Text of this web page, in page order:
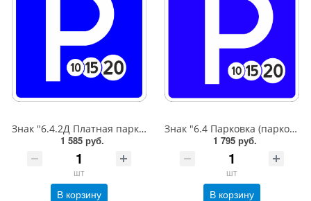
Знак "6.4.2Д Платная парковка для автотранспорта»,B=600,Тип А Коммерческая (3 года),металл 0.8 мм
1 585 руб.
шт
В корзину
Знак "6.4 Парковка (парковочное место)",B=600,Тип А (1б) Микропризм. (7-9 лет)металл 0.8 мм
1 795 руб.
шт
В корзину